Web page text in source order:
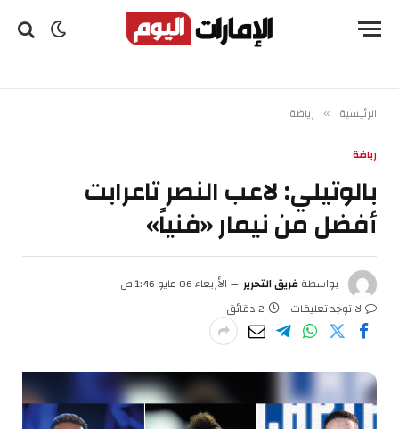
الرئيسية » رياضة
رياضة
بالوتيلي: لاعب النصر تاعرابت
أفضل من نيمار «فنياً»
بواسطةفريق التحرير
الأربعاء 06 مايو 1:46 ص
لا توجد تعليقات
2 دقائق